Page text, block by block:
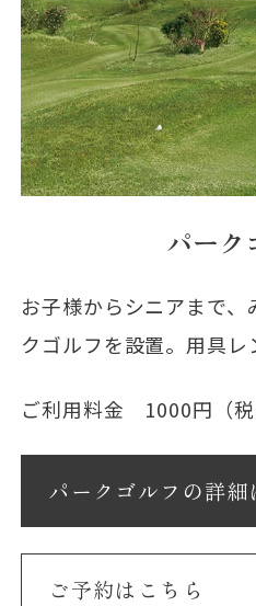
パーク
お子様からシニアまで
クゴルフを設置。用具レ
ご利用料金 1000円（税
パークゴルフの詳細
ご予約はこちら